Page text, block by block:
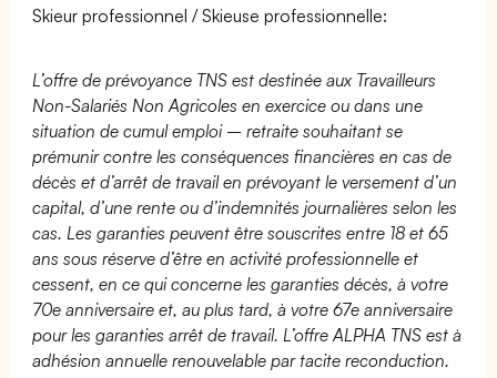
Skieur professionnel / Skieuse professionnelle:
L’offre de prévoyance TNS est destinée aux Travailleurs
Non-Salariés Non Agricoles en exercice ou dans une
situation de cumul emploi – retraite souhaitant se
prémunir contre les conséquences financières en cas de
décès et d’arrêt de travail en prévoyant le versement d’un
capital, d’une rente ou d’indemnités journalières selon les
cas. Les garanties peuvent être souscrites entre 18 et 65
ans sous réserve d’être en activité professionnelle et
cessent, en ce qui concerne les garanties décès, à votre
70e anniversaire et, au plus tard, à votre 67e anniversaire
pour les garanties arrêt de travail. L’offre ALPHA TNS est à
adhésion annuelle renouvelable par tacite reconduction.